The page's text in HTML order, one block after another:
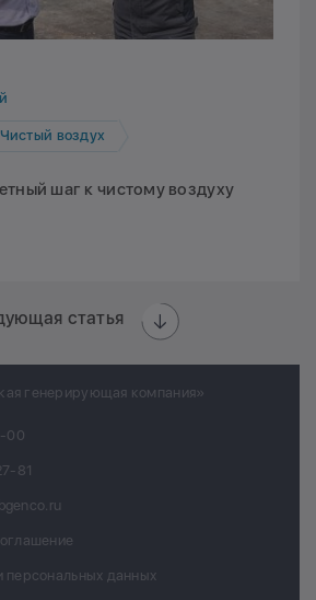
Чистый воздух
шаг к чистому воздуху
статья
генерирующая компания»
00
81
персональных данных